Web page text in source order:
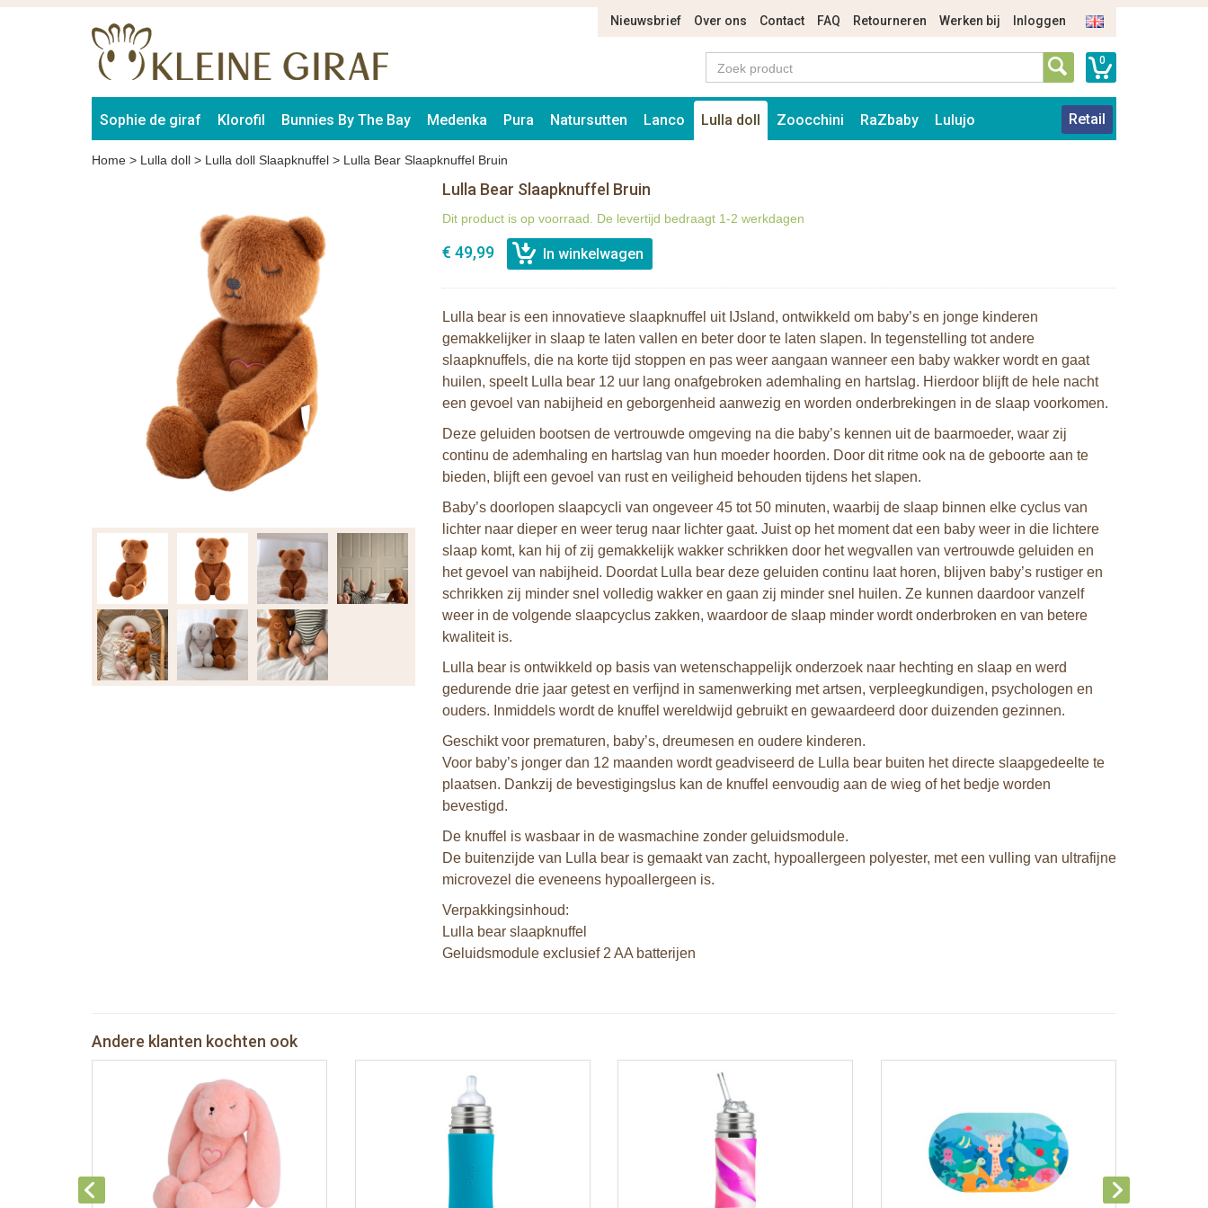
Nieuwsbrief Over ons Contact FAQ Retourneren Werken bij Inloggen
0
Sophie de giraf Klorofil Bunnies By The Bay Medenka Pura Natursutten Lanco Lulla doll Zoocchini RaZbaby Lulujo Retail
Home > Lulla doll > Lulla doll Slaapknuffel > Lulla Bear Slaapknuffel Bruin
Lulla Bear Slaapknuffel Bruin
Dit product is op voorraad. De levertijd bedraagt 1-2 werkdagen
€ 49,99
Lulla bear is een innovatieve slaapknuffel uit IJsland, ontwikkeld om baby’s en jonge kinderen
gemakkelijker in slaap te laten vallen en beter door te laten slapen. In tegenstelling tot andere
slaapknuffels, die na korte tijd stoppen en pas weer aangaan wanneer een baby wakker wordt en gaat
huilen, speelt Lulla bear 12 uur lang onafgebroken ademhaling en hartslag. Hierdoor blijft de hele nacht
een gevoel van nabijheid en geborgenheid aanwezig en worden onderbrekingen in de slaap voorkomen.
Deze geluiden bootsen de vertrouwde omgeving na die baby’s kennen uit de baarmoeder, waar zij
continu de ademhaling en hartslag van hun moeder hoorden. Door dit ritme ook na de geboorte aan te
bieden, blijft een gevoel van rust en veiligheid behouden tijdens het slapen.
Baby’s doorlopen slaapcycli van ongeveer 45 tot 50 minuten, waarbij de slaap binnen elke cyclus van
lichter naar dieper en weer terug naar lichter gaat. Juist op het moment dat een baby weer in die lichtere
slaap komt, kan hij of zij gemakkelijk wakker schrikken door het wegvallen van vertrouwde geluiden en
het gevoel van nabijheid. Doordat Lulla bear deze geluiden continu laat horen, blijven baby’s rustiger en
schrikken zij minder snel volledig wakker en gaan zij minder snel huilen. Ze kunnen daardoor vanzelf
weer in de volgende slaapcyclus zakken, waardoor de slaap minder wordt onderbroken en van betere
kwaliteit is.
Lulla bear is ontwikkeld op basis van wetenschappelijk onderzoek naar hechting en slaap en werd
gedurende drie jaar getest en verfijnd in samenwerking met artsen, verpleegkundigen, psychologen en
ouders. Inmiddels wordt de knuffel wereldwijd gebruikt en gewaardeerd door duizenden gezinnen.
Geschikt voor prematuren, baby’s, dreumesen en oudere kinderen.
Voor baby’s jonger dan 12 maanden wordt geadviseerd de Lulla bear buiten het directe slaapgedeelte te
plaatsen. Dankzij de bevestigingslus kan de knuffel eenvoudig aan de wieg of het bedje worden
bevestigd.
De knuffel is wasbaar in de wasmachine zonder geluidsmodule.
De buitenzijde van Lulla bear is gemaakt van zacht, hypoallergeen polyester, met een vulling van ultrafijne
microvezel die eveneens hypoallergeen is.
Verpakkingsinhoud:
Lulla bear slaapknuffel
Geluidsmodule exclusief 2 AA batterijen
Andere klanten kochten ook